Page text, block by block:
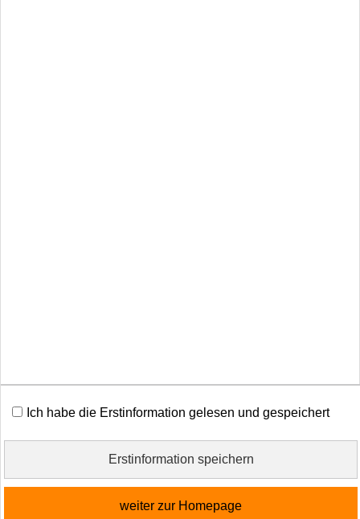
widerrufen. Nähere Informationen finden Sie in der
Datenschutzerklärung.
nur notwendige Cookies
Ich habe die Erstinformation gelesen und gespeichert
Erstinformation speichern
weiter zur Homepage